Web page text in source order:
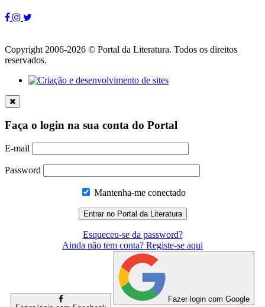
Copyright 2006-2026 © Portal da Literatura. Todos os direitos
reservados.
Faça o login na sua conta do Portal
E-mail
Password
Mantenha-me conectado
Esqueceu-se da password?
Ainda não tem conta? Registe-se aqui
Fazer login com Google